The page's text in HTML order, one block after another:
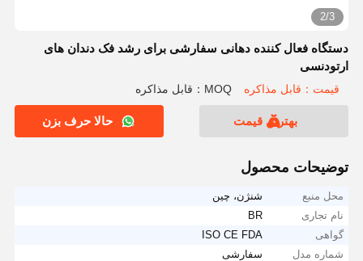
2/3
دستگاه فعال کننده دهانی سفارشی برای رشد فک دندان های
ارتودنسی
قیمت：قابل مذاکره MOQ：قابل مذاکره
بهترین قیمت حالا حرف بزن
توضیحات محصول
محل منبع
شنژن، چین
نام تجاری
BR
گواهی
ISO CE FDA
شماره مدل
سفارشی